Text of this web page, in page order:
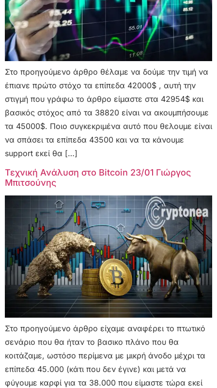
Στο προηγούμενο άρθρο θέλαμε να δούμε την τιμή να
έπιανε πρώτο στόχο τα επίπεδα 42000$ , αυτή την
στιγμή που γράφω το άρθρο είμαστε στα 42954$ και
βασικός στόχος από τα 38820 είναι να ακουμπήσουμε
τα 45000$. Ποιο συγκεκριμένα αυτό που θελουμε είναι
να σπάσει τα επίπεδα 43500 και να τα κάνουμε
support εκεί θα […]
Τεχνική Ανάλυση στο Bitcoin 23/01 Γιώργος
Μπιτσούνης
Στο προηγούμενο άρθρο είχαμε αναφέρει το πτωτικό
σενάριο που θα ήταν το βασικο πλάνο που θα
κοιτάζαμε, ωστόσο περίμενα με μικρή άνοδο μέχρι τα
επίπεδα 45.000 (κάτι που δεν έγινε) και μετά να
φύγουμε καρφί για τα 38.000 που είμαστε τώρα εκεί